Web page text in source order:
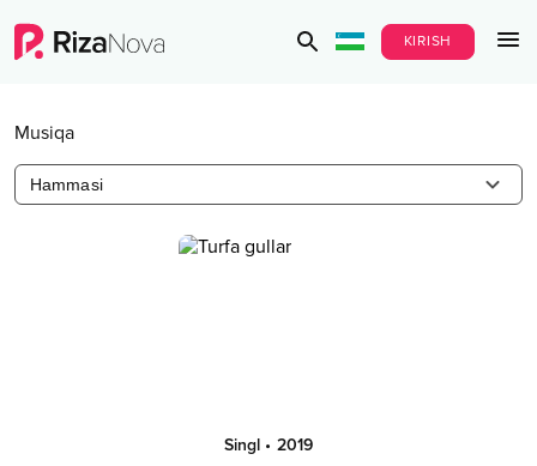
KIRISH
Musiqa
Hammasi
Singl • 2019